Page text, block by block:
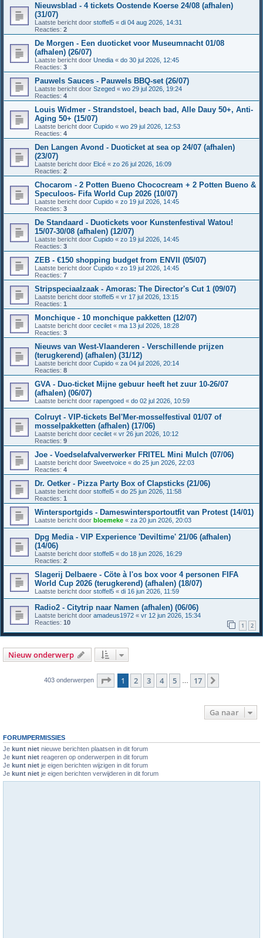
Nieuwsblad - 4 tickets Oostende Koerse 24/08 (afhalen)
(31/07)
Laatste bericht door stoffel5 « di 04 aug 2026, 14:31
Reacties: 2
De Morgen - Een duoticket voor Museumnacht 01/08
(afhalen) (26/07)
Laatste bericht door Unedia « do 30 jul 2026, 12:45
Reacties: 3
Pauwels Sauces - Pauwels BBQ-set (26/07)
Laatste bericht door Szeged « wo 29 jul 2026, 19:24
Reacties: 4
Louis Widmer - Strandstoel, beach bad, Alle Dauy 50+, Anti-
Aging 50+ (15/07)
Laatste bericht door Cupido « wo 29 jul 2026, 12:53
Reacties: 4
Den Langen Avond - Duoticket at sea op 24/07 (afhalen)
(23/07)
Laatste bericht door Elcé « zo 26 jul 2026, 16:09
Reacties: 2
Chocarom - 2 Potten Bueno Chococream + 2 Potten Bueno &
Speculoos- Fifa World Cup 2026 (10/07)
Laatste bericht door Cupido « zo 19 jul 2026, 14:45
Reacties: 3
De Standaard - Duotickets voor Kunstenfestival Watou!
15/07-30/08 (afhalen) (12/07)
Laatste bericht door Cupido « zo 19 jul 2026, 14:45
Reacties: 3
ZEB - €150 shopping budget from ENVII (05/07)
Laatste bericht door Cupido « zo 19 jul 2026, 14:45
Reacties: 7
Stripspeciaalzaak - Amoras: The Director's Cut 1 (09/07)
Laatste bericht door stoffel5 « vr 17 jul 2026, 13:15
Reacties: 1
Monchique - 10 monchique pakketten (12/07)
Laatste bericht door cecilet « ma 13 jul 2026, 18:28
Reacties: 3
Nieuws van West-Vlaanderen - Verschillende prijzen
(terugkerend) (afhalen) (31/12)
Laatste bericht door Cupido « za 04 jul 2026, 20:14
Reacties: 8
GVA - Duo-ticket Mijne gebuur heeft het zuur 10-26/07
(afhalen) (06/07)
Laatste bericht door rapengoed « do 02 jul 2026, 10:59
Colruyt - VIP-tickets Bel'Mer-mosselfestival 01/07 of
mosselpakketten (afhalen) (17/06)
Laatste bericht door cecilet « vr 26 jun 2026, 10:12
Reacties: 9
Joe - Voedselafvalverwerker FRITEL Mini Mulch (07/06)
Laatste bericht door Sweetvoice « do 25 jun 2026, 22:03
Reacties: 4
Dr. Oetker - Pizza Party Box of Clapsticks (21/06)
Laatste bericht door stoffel5 « do 25 jun 2026, 11:58
Reacties: 1
Wintersportgids - Dameswintersportoutfit van Protest (14/01)
Laatste bericht door bloemeke « za 20 jun 2026, 20:03
Dpg Media - VIP Experience 'Deviltime' 21/06 (afhalen)
(14/06)
Laatste bericht door stoffel5 « do 18 jun 2026, 16:29
Reacties: 2
Slagerij Delbaere - Cöte à l'os box voor 4 personen FIFA
World Cup 2026 (terugkerend) (afhalen) (18/07)
Laatste bericht door stoffel5 « di 16 jun 2026, 11:59
Radio2 - Citytrip naar Namen (afhalen) (06/06)
Laatste bericht door amadeus1972 « vr 12 jun 2026, 15:34
Reacties: 10 1 2
Nieuw onderwerp
403 onderwerpen Pagina van 17
1 2 3 4 5 17
Ga naar
FORUMPERMISSIES
Je kunt niet nieuwe berichten plaatsen in dit forum
Je kunt niet reageren op onderwerpen in dit forum
Je kunt niet je eigen berichten wijzigen in dit forum
Je kunt niet je eigen berichten verwijderen in dit forum